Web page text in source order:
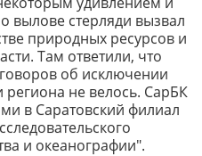
вылове стерляди вызвал
природных ресурсов и
Там ответили, что
об исключении
региона не велось. СарБК
в Саратовский филиал
и океанографии".